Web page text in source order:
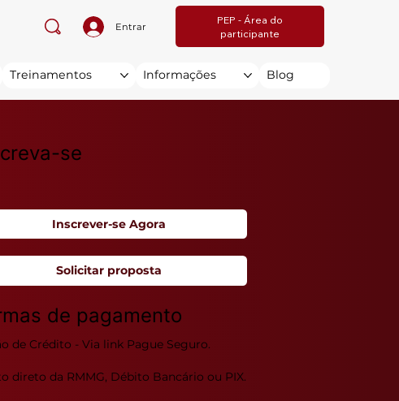
Entrar
PEP - Área do
participante
Treinamentos Informações Blog
se
Inscrever-se Agora
Solicitar proposta
de pagamento
de Crédito - Via link Pague Seguro.
direto da RMMG, Débito Bancário ou PIX.